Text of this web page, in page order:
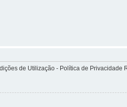
de Utilização - Política de Privacidade